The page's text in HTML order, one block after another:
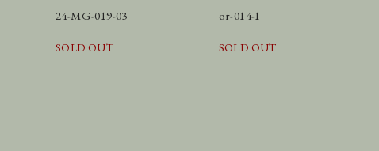
24-MG-019-03
SOLD OUT
or-014-1
SOLD OUT